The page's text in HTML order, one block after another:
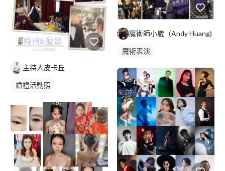
主持人皮卡丘
婚禮活動照
魔術師小崴（Andy Huang)
魔術表演